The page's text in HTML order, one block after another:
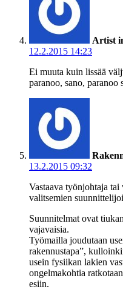
Artist
12.2.2015 14:23
Ei muuta kuin lissää
paranoo, sano, paranoo
13.2.2015 09:32
Vastaava työnjohtaja
valitsemien
Suunnitelmat ovat
vajavaisia.
Työmailla joudutaan
rakennustapa”,
usein fysiikan lakien
ongelmakohtia
esiin.